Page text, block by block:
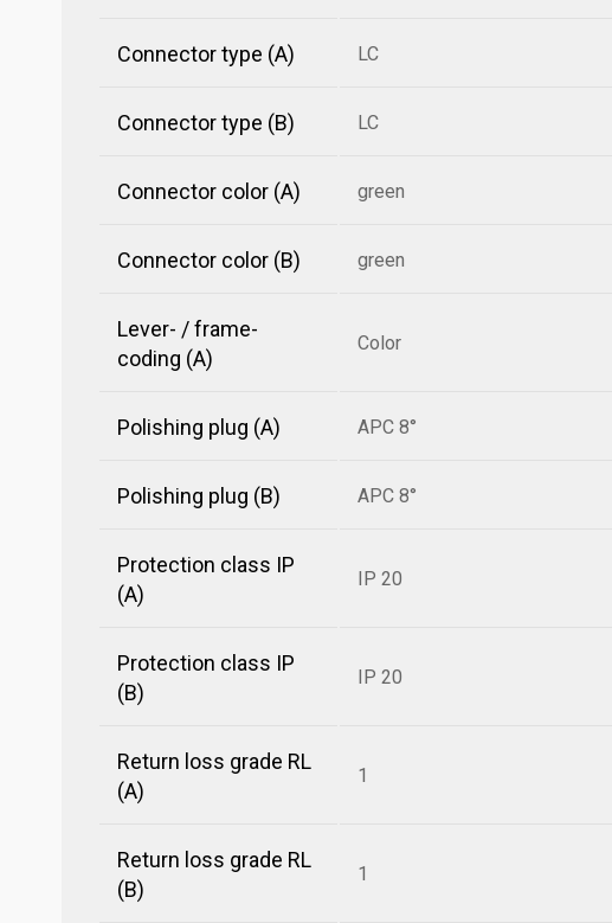
Connector type (A) LC
Connector type (B) LC
Connector color (A) green
Connector color (B) green
Lever- / frame-
coding (A)
Color
Polishing plug (A) APC 8°
Polishing plug (B) APC 8°
Protection class IP
(A)
IP 20
Protection class IP
(B)
IP 20
Return loss grade RL
(A)
1
Return loss grade RL
(B)
1